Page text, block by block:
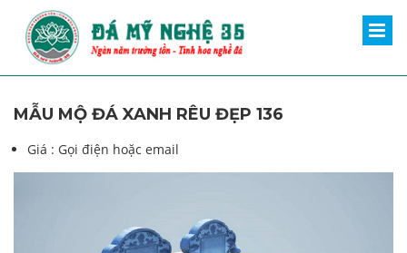
MẪU MỘ ĐÁ XANH RÊU ĐẸP 136
Giá : Gọi điện hoặc email